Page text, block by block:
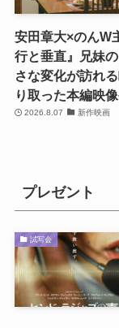
安田章大×のんW
行と垂直』兄妹
さな変化が訪れ
り取った本編映
2026.8.07 新作映画
プレゼント
試写会